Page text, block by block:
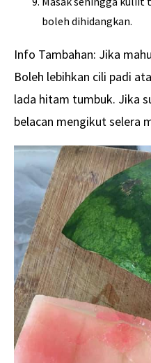
boleh dihidangkan.
Info Tambahan: Jika
Boleh lebihkan cili padi
lada hitam tumbuk. Jika
belacan mengikut selera